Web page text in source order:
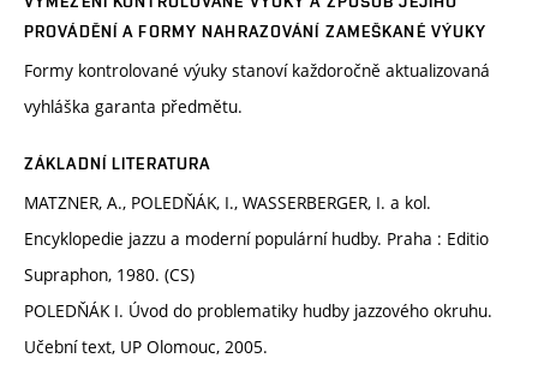
PROVÁDĚNÍ A FORMY NAHRAZOVÁNÍ ZAMEŠKANÉ VÝUKY
Formy kontrolované výuky stanoví každoročně aktualizovaná
vyhláška garanta předmětu.
ZÁKLADNÍ LITERATURA
MATZNER, A., POLEDŇÁK, I., WASSERBERGER, I. a kol.
Encyklopedie jazzu a moderní populární hudby. Praha : Editio
Supraphon, 1980. (CS)
POLEDŇÁK I. Úvod do problematiky hudby jazzového okruhu.
Učební text, UP Olomouc, 2005.